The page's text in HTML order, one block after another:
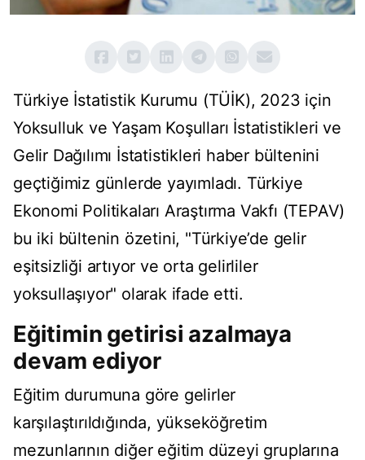
Türkiye İstatistik Kurumu (TÜİK), 2023 için
Yoksulluk ve Yaşam Koşulları İstatistikleri ve
Gelir Dağılımı İstatistikleri haber bültenini
geçtiğimiz günlerde yayımladı. Türkiye
Ekonomi Politikaları Araştırma Vakfı (TEPAV)
bu iki bültenin özetini, "Türkiye’de gelir
eşitsizliği artıyor ve orta gelirliler
yoksullaşıyor" olarak ifade etti.
Eğitimin getirisi azalmaya
devam ediyor
Eğitim durumuna göre gelirler
karşılaştırıldığında, yükseköğretim
mezunlarının diğer eğitim düzeyi gruplarına